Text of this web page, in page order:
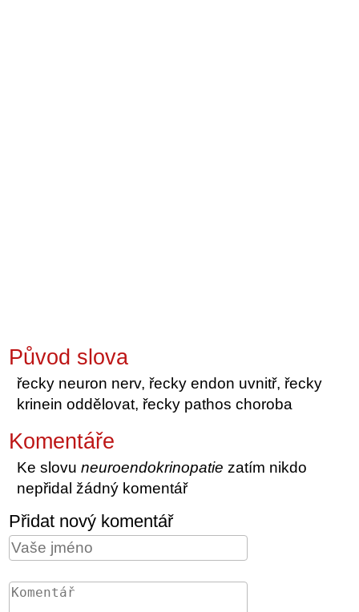
Původ slova
řecky neuron nerv, řecky endon uvnitř, řecky
krinein oddělovat, řecky pathos choroba
Komentáře
Ke slovuneuroendokrinopatie zatím nikdo
nepřidal žádný komentář
Přidat nový komentář